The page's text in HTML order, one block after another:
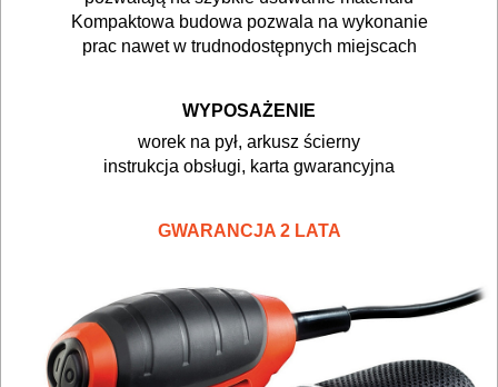
piły
pistolety
elektryczne
PROXXON
przecinarki
Kompaktowa budowa pozwala na wykonanie
prac nawet w trudnodostępnych miejscach
WYPOSAŻENIE
worek na pył, arkusz ścierny
instrukcja obsługi, karta gwarancyjna
GWARANCJA 2 LATA